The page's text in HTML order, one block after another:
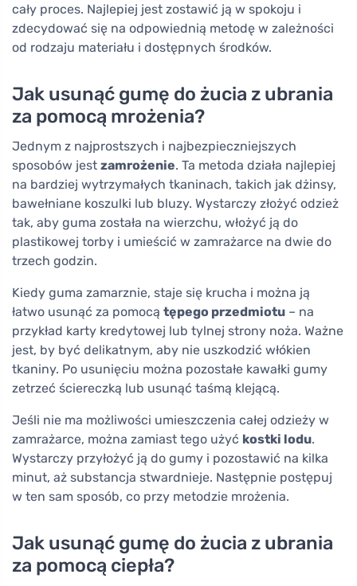
cały proces. Najlepiej jest zostawić ją w spokoju i
zdecydować się na odpowiednią metodę w zależności
od rodzaju materiału i dostępnych środków.
Jak usunąć gumę do żucia z ubrania
za pomocą mrożenia?
Jednym z najprostszych i najbezpieczniejszych
sposobów jest zamrożenie. Ta metoda działa najlepiej
na bardziej wytrzymałych tkaninach, takich jak dżinsy,
bawełniane koszulki lub bluzy. Wystarczy złożyć odzież
tak, aby guma została na wierzchu, włożyć ją do
plastikowej torby i umieścić w zamrażarce na dwie do
trzech godzin.
Kiedy guma zamarznie, staje się krucha i można ją
łatwo usunąć za pomocą tępego przedmiotu – na
przykład karty kredytowej lub tylnej strony noża. Ważne
jest, by być delikatnym, aby nie uszkodzić włókien
tkaniny. Po usunięciu można pozostałe kawałki gumy
zetrzeć ściereczką lub usunąć taśmą klejącą.
Jeśli nie ma możliwości umieszczenia całej odzieży w
zamrażarce, można zamiast tego użyć kostki lodu.
Wystarczy przyłożyć ją do gumy i pozostawić na kilka
minut, aż substancja stwardnieje. Następnie postępuj
w ten sam sposób, co przy metodzie mrożenia.
Jak usunąć gumę do żucia z ubrania
za pomocą ciepła?